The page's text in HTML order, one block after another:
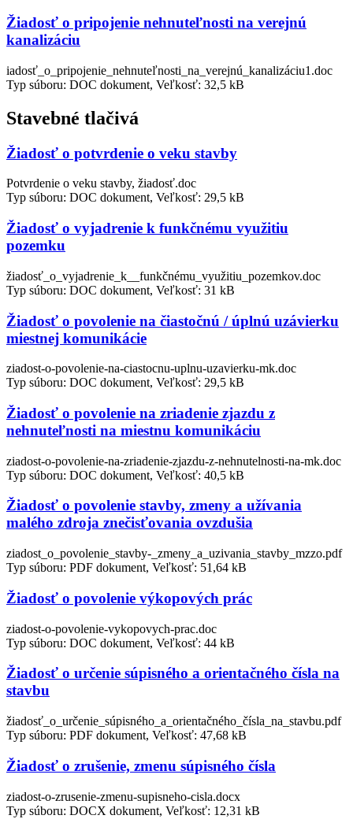
Žiadosť o pripojenie nehnuteľnosti na verejnú
kanalizáciu
iadosť_o_pripojenie_nehnuteľnosti_na_verejnú_kanalizáciu1.doc
Typ súboru: DOC dokument, Veľkosť: 32,5 kB
Stavebné tlačivá
Žiadosť o potvrdenie o veku stavby
Potvrdenie o veku stavby, žiadosť.doc
Typ súboru: DOC dokument, Veľkosť: 29,5 kB
Žiadosť o vyjadrenie k funkčnému využitiu
pozemku
žiadosť_o_vyjadrenie_k__funkčnému_využitiu_pozemkov.doc
Typ súboru: DOC dokument, Veľkosť: 31 kB
Žiadosť o povolenie na čiastočnú / úplnú uzávierku
miestnej komunikácie
ziadost-o-povolenie-na-ciastocnu-uplnu-uzavierku-mk.doc
Typ súboru: DOC dokument, Veľkosť: 29,5 kB
Žiadosť o povolenie na zriadenie zjazdu z
nehnuteľnosti na miestnu komunikáciu
ziadost-o-povolenie-na-zriadenie-zjazdu-z-nehnutelnosti-na-mk.doc
Typ súboru: DOC dokument, Veľkosť: 40,5 kB
Žiadosť o povolenie stavby, zmeny a užívania
malého zdroja znečisťovania ovzdušia
ziadost_o_povolenie_stavby-_zmeny_a_uzivania_stavby_mzzo.pdf
Typ súboru: PDF dokument, Veľkosť: 51,64 kB
Žiadosť o povolenie výkopových prác
ziadost-o-povolenie-vykopovych-prac.doc
Typ súboru: DOC dokument, Veľkosť: 44 kB
Žiadosť o určenie súpisného a orientačného čísla na
stavbu
žiadosť_o_určenie_súpisného_a_orientačného_čísla_na_stavbu.pdf
Typ súboru: PDF dokument, Veľkosť: 47,68 kB
Žiadosť o zrušenie, zmenu súpisného čísla
ziadost-o-zrusenie-zmenu-supisneho-cisla.docx
Typ súboru: DOCX dokument, Veľkosť: 12,31 kB